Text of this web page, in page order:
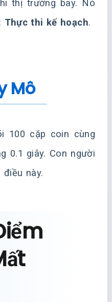
thị trường bay. Nó
Thực thi kế hoạch.
Mô
100 cặp coin cùng
0.1 giây. Con người
này.